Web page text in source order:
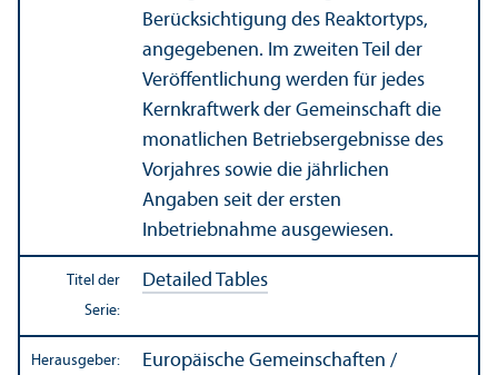
Berücksichtigung des Reaktortyps,
angegebenen. Im zweiten Teil der
Veröffentlichung werden für jedes
Kernkraftwerk der Gemeinschaft die
monatlichen Betriebs­ergebnisse des
Vorjahres sowie die jährlichen
Angaben seit der ersten
Inbetriebnahme ausgewiesen.
Titel der
Serie:
Detailed Tables
Herausgeber:
Europäische Gemeinschaften /